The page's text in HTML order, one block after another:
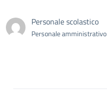
Personale scolastico
Personale amministrativo